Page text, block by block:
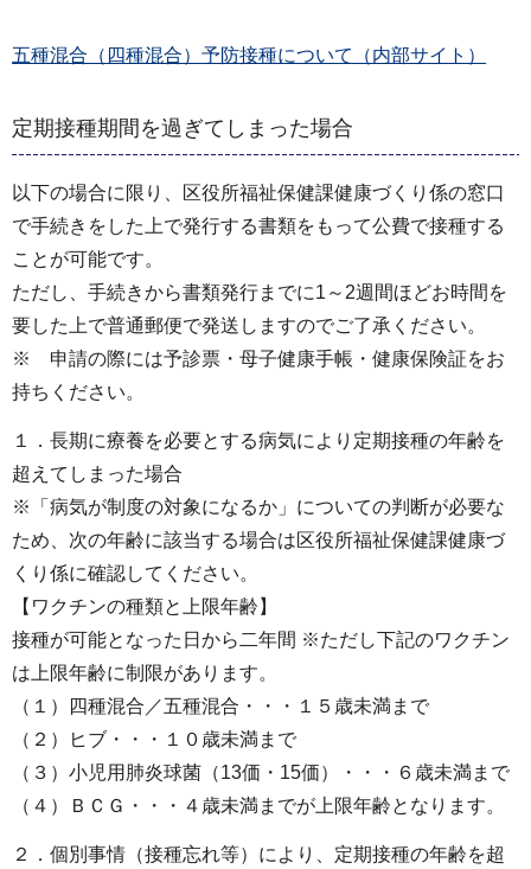
五種混合（四種混合）予防接種について（内部サイト）
定期接種期間を過ぎてしまった場合
以下の場合に限り、区役所福祉保健課健康づくり係の窓口
で手続きをした上で発行する書類をもって公費で接種する
ことが可能です。
ただし、手続きから書類発行までに1～2週間ほどお時間を
要した上で普通郵便で発送しますのでご了承ください。
※ 申請の際には予診票・母子健康手帳・健康保険証をお
持ちください。
１．長期に療養を必要とする病気により定期接種の年齢を
超えてしまった場合
※「病気が制度の対象になるか」についての判断が必要な
ため、次の年齢に該当する場合は区役所福祉保健課健康づ
くり係に確認してください。
【ワクチンの種類と上限年齢】
接種が可能となった日から二年間 ※ただし下記のワクチン
は上限年齢に制限があります。
（１）四種混合／五種混合・・・１５歳未満まで
（２）ヒブ・・・１０歳未満まで
（３）小児用肺炎球菌（13価・15価）・・・６歳未満まで
（４）ＢＣＧ・・・４歳未満までが上限年齢となります。
２．個別事情（接種忘れ等）により、定期接種の年齢を超